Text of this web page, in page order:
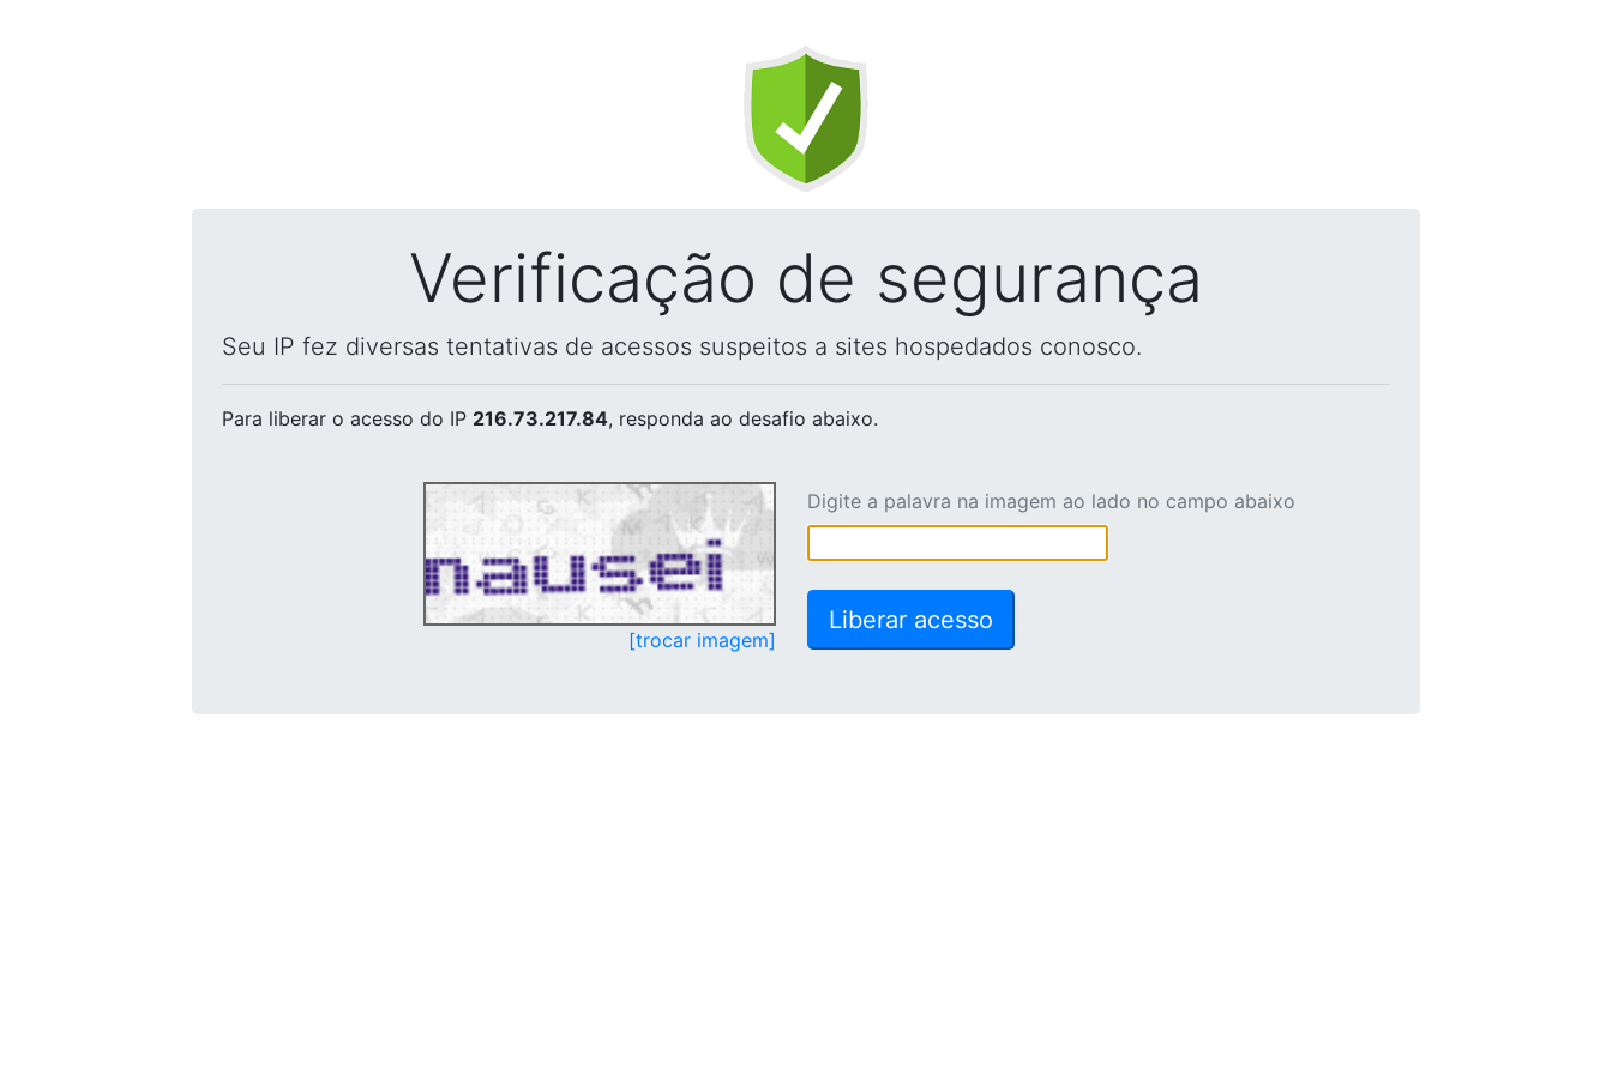
Verificação de segurança
Seu IP fez diversas tentativas de acessos suspeitos a sites hospedados conosco.
Para liberar o acesso do IP 216.73.217.84, responda ao desafio abaixo.
[trocar imagem]
Digite a palavra na imagem ao lado no campo abaixo